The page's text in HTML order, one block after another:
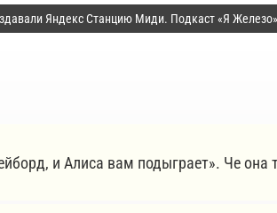
Яндекс Станцию Миди. Подкаст «Я
и Алиса вам подыграет». Че она